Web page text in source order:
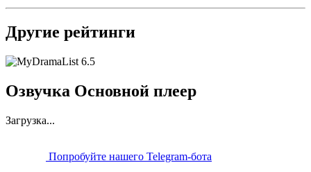
Другие рейтинги
6.5
Озвучка Основной плеер
Загрузка...
Попробуйте нашего Telegram-бота